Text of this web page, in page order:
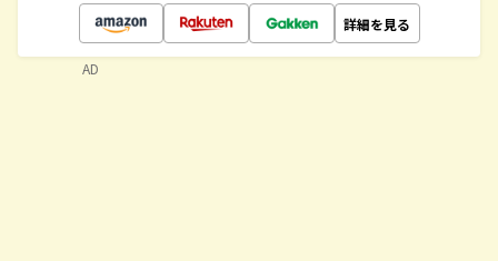
詳細を見る
AD